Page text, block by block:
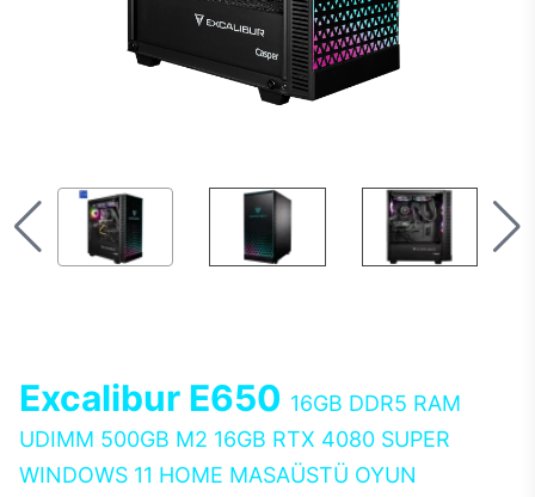
Excalibur E650 16GB DDR5 RAM
UDIMM 500GB M2 16GB RTX 4080 SUPER
WINDOWS 11 HOME MASAÜSTÜ OYUN